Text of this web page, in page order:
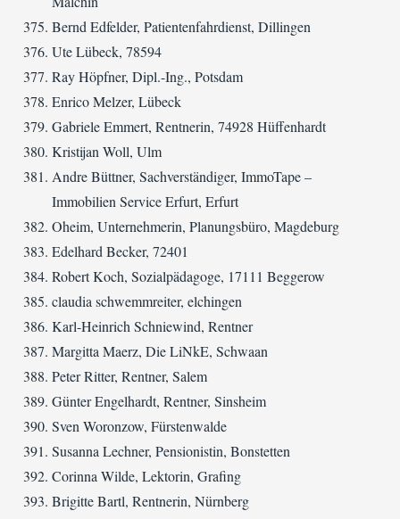
Bernd Edfelder, Patientenfahrdienst, Dillingen
Ute Lübeck, 78594
Ray Höpfner, Dipl.-Ing., Potsdam
Enrico Melzer, Lübeck
Gabriele Emmert, Rentnerin, 74928 Hüffenhardt
Kristijan Woll, Ulm
Andre Büttner, Sachverständiger, ImmoTape –
Immobilien Service Erfurt, Erfurt
Oheim, Unternehmerin, Planungsbüro, Magdeburg
Edelhard Becker, 72401
Robert Koch, Sozialpädagoge, 17111 Beggerow
claudia schwemmreiter, elchingen
Karl-Heinrich Schniewind, Rentner
Margitta Maerz, Die LiNkE, Schwaan
Peter Ritter, Rentner, Salem
Günter Engelhardt, Rentner, Sinsheim
Sven Woronzow, Fürstenwalde
Susanna Lechner, Pensionistin, Bonstetten
Corinna Wilde, Lektorin, Grafing
Brigitte Bartl, Rentnerin, Nürnberg